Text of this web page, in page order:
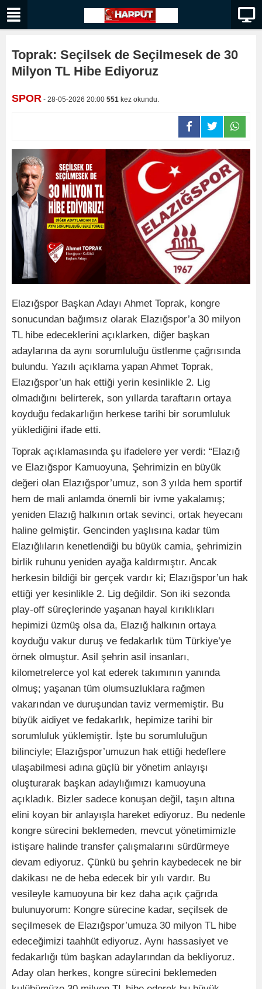
Toprak: Seçilsek de Seçilmesek de 30
Milyon TL Hibe Ediyoruz
SPOR - 28-05-2026 20:00 551 kez okundu.
Elazığspor Başkan Adayı Ahmet Toprak, kongre
sonucundan bağımsız olarak Elazığspor’a 30 milyon
TL hibe edeceklerini açıklarken, diğer başkan
adaylarına da aynı sorumluluğu üstlenme çağrısında
bulundu. Yazılı açıklama yapan Ahmet Toprak,
Elazığspor’un hak ettiği yerin kesinlikle 2. Lig
olmadığını belirterek, son yıllarda taraftarın ortaya
koyduğu fedakarlığın herkese tarihi bir sorumluluk
yüklediğini ifade etti.
Toprak açıklamasında şu ifadelere yer verdi: “Elazığ
ve Elazığspor Kamuoyuna, Şehrimizin en büyük
değeri olan Elazığspor’umuz, son 3 yılda hem sportif
hem de mali anlamda önemli bir ivme yakalamış;
yeniden Elazığ halkının ortak sevinci, ortak heyecanı
haline gelmiştir. Gencinden yaşlısına kadar tüm
Elazığlıların kenetlendiği bu büyük camia, şehrimizin
birlik ruhunu yeniden ayağa kaldırmıştır. Ancak
herkesin bildiği bir gerçek vardır ki; Elazığspor’un hak
ettiği yer kesinlikle 2. Lig değildir. Son iki sezonda
play-off süreçlerinde yaşanan hayal kırıklıkları
hepimizi üzmüş olsa da, Elazığ halkının ortaya
koyduğu vakur duruş ve fedakarlık tüm Türkiye’ye
örnek olmuştur. Asil şehrin asil insanları,
kilometrelerce yol kat ederek takımının yanında
olmuş; yaşanan tüm olumsuzluklara rağmen
vakarından ve duruşundan taviz vermemiştir. Bu
büyük aidiyet ve fedakarlık, hepimize tarihi bir
sorumluluk yüklemiştir. İşte bu sorumluluğun
bilinciyle; Elazığspor’umuzun hak ettiği hedeflere
ulaşabilmesi adına güçlü bir yönetim anlayışı
oluşturarak başkan adaylığımızı kamuoyuna
açıkladık. Bizler sadece konuşan değil, taşın altına
elini koyan bir anlayışla hareket ediyoruz. Bu nedenle
kongre sürecini beklemeden, mevcut yönetimimizle
istişare halinde transfer çalışmalarını sürdürmeye
devam ediyoruz. Çünkü bu şehrin kaybedecek ne bir
dakikası ne de heba edecek bir yılı vardır. Bu
vesileyle kamuoyuna bir kez daha açık çağrıda
bulunuyorum: Kongre sürecine kadar, seçilsek de
seçilmesek de Elazığspor’umuza 30 milyon TL hibe
edeceğimizi taahhüt ediyoruz. Aynı hassasiyet ve
fedakarlığı tüm başkan adaylarından da bekliyoruz.
Aday olan herkes, kongre sürecini beklemeden